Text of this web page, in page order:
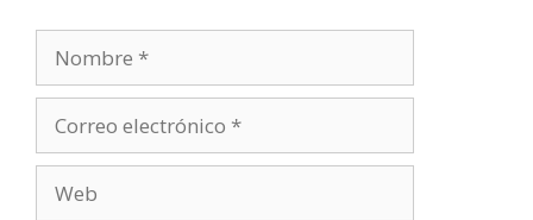
electrónico